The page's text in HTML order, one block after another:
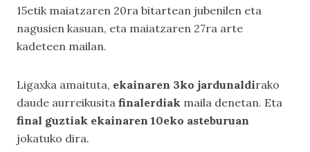
15etik maiatzaren 20ra bitartean jubenilen eta
nagusien kasuan, eta maiatzaren 27ra arte
kadeteen mailan.
Ligaxka amaituta, ekainaren 3ko jardunaldirako
daude aurreikusita finalerdiak maila denetan. Eta
final guztiak ekainaren 10eko asteburuan
jokatuko dira.